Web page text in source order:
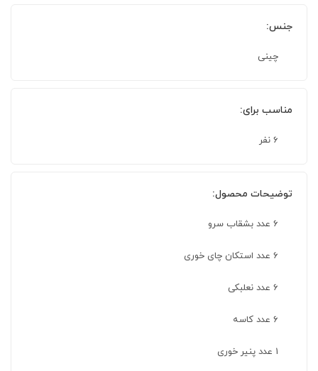
جنس:
چینی
مناسب برای:
6 نفر
توضیحات محصول:
6 عدد بشقاب سرو
6 عدد استکان چای خوری
6 عدد نعلبکی
۶ عدد کاسه
1 عدد پنیر خوری